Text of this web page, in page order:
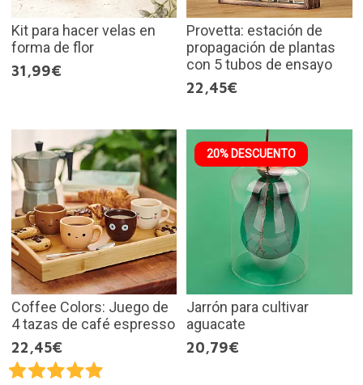
Kit para hacer velas en
forma de flor
31,99€
Provetta: estación de
propagación de plantas
con 5 tubos de ensayo
22,45€
Coffee Colors: Juego de
4 tazas de café espresso
22,45€
20% DESCUENTO
Jarrón para cultivar
aguacate
20,79€